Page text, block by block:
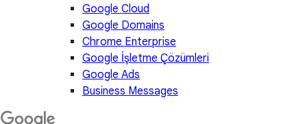
Google Cloud
Google Domains
Chrome Enterprise
Google İşletme Çözümleri
Google Ads
Business Messages